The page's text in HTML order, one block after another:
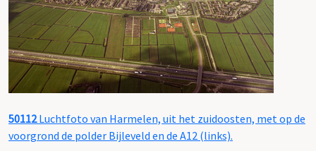
50112Luchtfoto van Harmelen, uit het zuidoosten, met op de
voorgrond de polder Bijleveld en de A12 (links).